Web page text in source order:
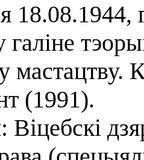
18.08.1944,
галіне
мастацтву.
(1991).